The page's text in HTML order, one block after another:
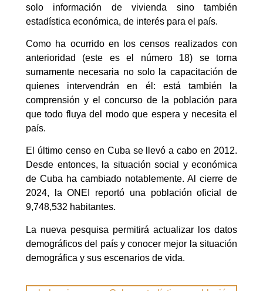
solo información de vivienda sino también
estadística económica, de interés para el país.
Como ha ocurrido en los censos realizados con
anterioridad (este es el número 18) se torna
sumamente necesaria no solo la capacitación de
quienes intervendrán en él: está también la
comprensión y el concurso de la población para
que todo fluya del modo que espera y necesita el
país.
El último censo en Cuba se llevó a cabo en 2012.
Desde entonces, la situación social y económica
de Cuba ha cambiado notablemente. Al cierre de
2024, la ONEI reportó una población oficial de
9,748,532 habitantes.
La nueva pesquisa permitirá actualizar los datos
demográficos del país y conocer mejor la situación
demográfica y sus escenarios de vida.